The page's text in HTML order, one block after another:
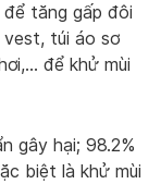
tăng gấp đôi
túi áo sơ
để khử mùi
gây hại; 98.2%
biệt là khử mùi